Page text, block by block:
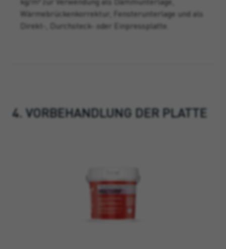
Wärmebrückenkorrektur, Fensterunterlage und als
Direkt-, Durchsteck- oder Einpressplatte.
4. VORBEHANDLUNG DER PLATTE